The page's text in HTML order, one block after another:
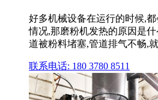
好多机械设备在运行的时候,
情况,那磨粉机发热的原因是
道被粉料堵塞,管道排气不畅,
联系电话: 180 3780 8511